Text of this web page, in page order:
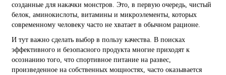
созданные для накачки монстров. Это, в первую очередь, чистый
белок, аминокислоты, витамины и микроэлементы, которых
современному человеку часто не хватает в обычном рационе.
И тут важно сделать выбор в пользу качества. В поисках
эффективного и безопасного продукта многие приходят к
осознанию того, что спортивное питание на развес,
произведенное на собственных мощностях, часто оказывается